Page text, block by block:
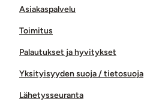
Asiakaspalvelu
Toimitus
Palautukset ja hyvitykset
Yksityisyyden suoja / tietosuoja
Lähetysseuranta